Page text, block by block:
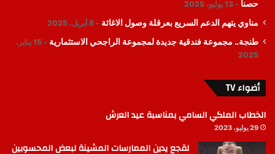
حصنا
13 يوليو، 2025
مناوي يتهم الدعم السريع بعرقلة وصول الاغاثة 8 أبريل، 2025
طنجة.. مجموعة فندقية جديدة لمجموعة الراجحي الاستثمارية
15 يناير،
2025
أضواء TV
الخطاب الملكي السامي بمناسبة عيد العرش
29 يوليو، 2023
لقجع يدين الممارسات المشينة لبعض المحسوبين